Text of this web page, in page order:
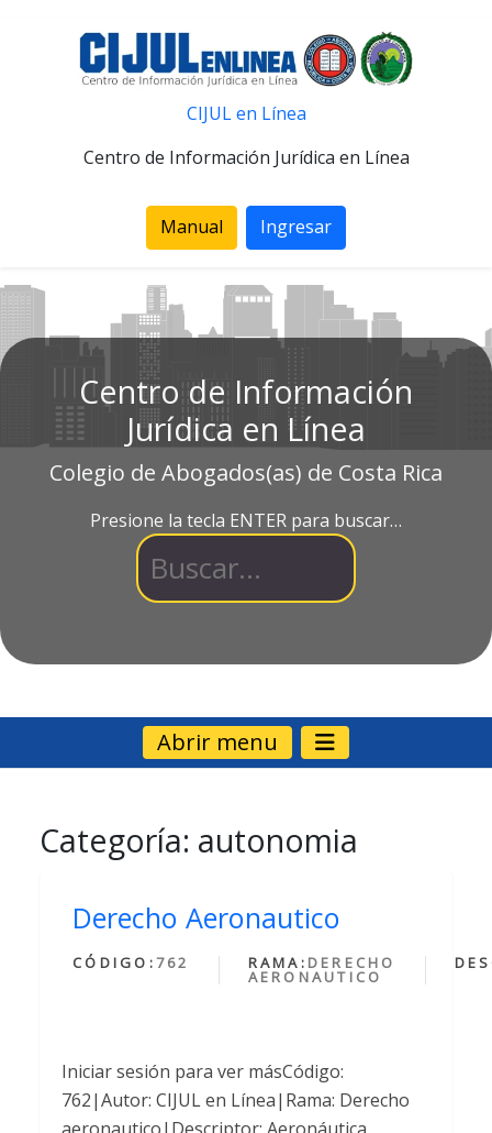
CIJUL en Línea
Centro de Información Jurídica en Línea
Manual Ingresar
Centro de Información
Jurídica en Línea
Colegio de Abogados(as) de Costa Rica
Presione la tecla ENTER para buscar…
Abrir menu
Categoría: autonomia
Derecho Aeronautico
CÓDIGO: 762 RAMA: DERECHO
AERONAUTICO
Iniciar sesión para ver másCódigo:
762|Autor: CIJUL en Línea|Rama: Derecho